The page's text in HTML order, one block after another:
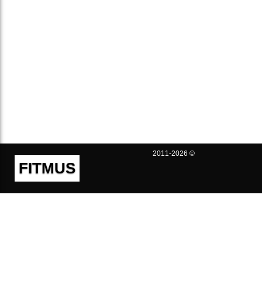
FITMUS
2011-2026 ©